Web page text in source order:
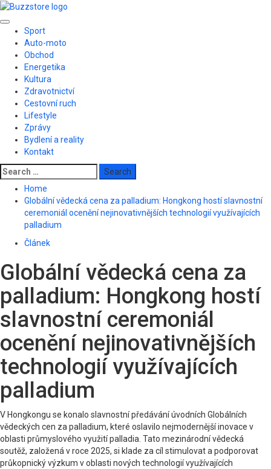
Skip
content
Primary
Menu
Sport
Auto-moto
Obchod
Energetika
Kultura
Zdravotnictví
Cestovní ruch
Lifestyle
Zprávy
Bydlení a reality
Kontakt
Search
for:
Home
Globální vědecká cena za palladium: Hongkong hostí slavnostní
ceremoniál ocenění nejinovativnějších technologií využívajících
palladium
Článek
Globální vědecká cena za
palladium: Hongkong hostí
slavnostní ceremoniál
ocenění nejinovativnějších
technologií využívajících
palladium
V Hongkongu se konalo slavnostní předávání úvodních Globálních
vědeckých cen za palladium, které oslavilo nejmodernější inovace v
oblasti průmyslového využití palladia. Tato mezinárodní vědecká
soutěž, založená v roce 2025, si klade za cíl stimulovat a podporovat
průkopnický výzkum v oblasti nových technologií využívajících